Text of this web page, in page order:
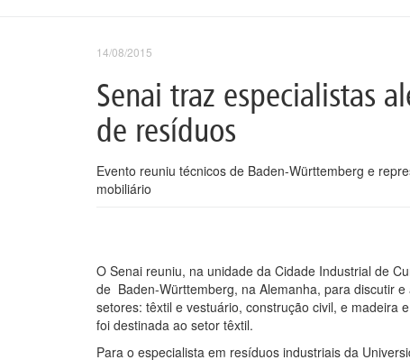
14/08/2015
Senai traz especialistas
de resíduos
Evento reuniu técnicos de Baden-Württemberg e
mobiliário
O Senai reuniu, na unidade da Cidade Industrial de
de Baden-Württemberg, na Alemanha, para discutir
setores: têxtil e vestuário, construção civil, e madeira
foi destinada ao setor têxtil.
Para o especialista em resíduos industriais da